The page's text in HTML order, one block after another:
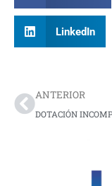
LinkedIn
ANTERIOR
DOTACIÓN